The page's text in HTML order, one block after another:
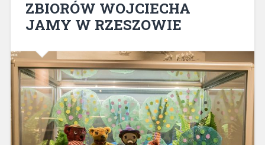
ZBIORÓW WOJCIECHA
JAMY W RZESZOWIE